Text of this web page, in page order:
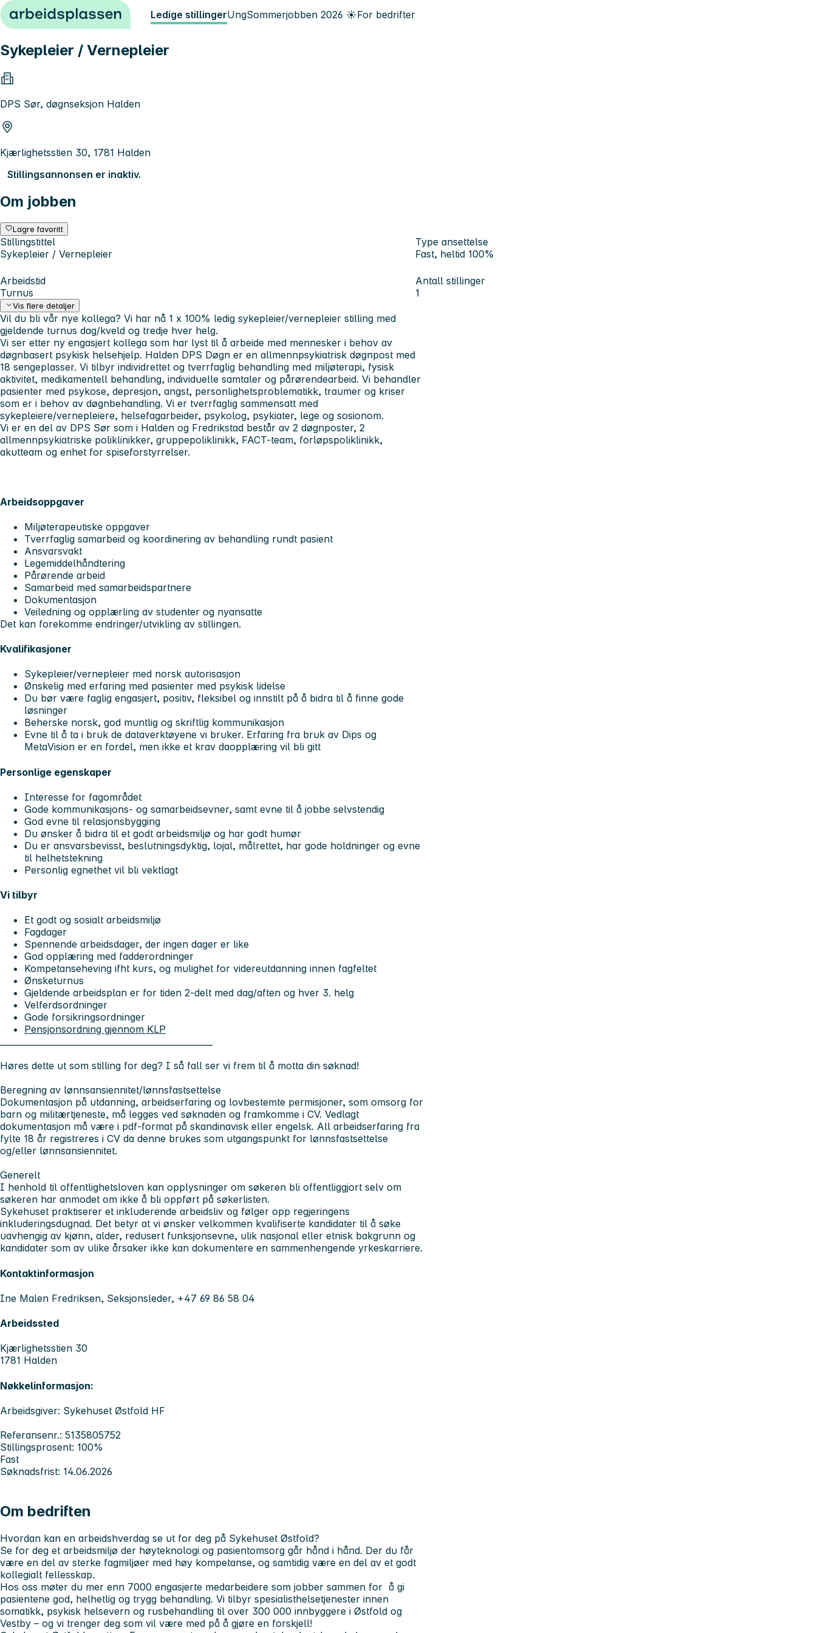
Hopp til innhold Ledige stillingerUngSommerjobben 2026 ☀️For bedrifter
Sykepleier / Vernepleier
DPS Sør, døgnseksjon Halden
Kjærlighetsstien 30, 1781 Halden
Stillingsannonsen er inaktiv.
Om jobben
Lagre favoritt
Stillingstittel
Sykepleier / Vernepleier
Type ansettelse
Fast, heltid 100%
Arbeidstid
Turnus
Antall stillinger
1
Vis flere detaljer
Vil du bli vår nye kollega? Vi har nå 1 x 100% ledig sykepleier/vernepleier stilling med
gjeldende turnus dag/kveld og tredje hver helg.
Vi ser etter ny engasjert kollega som har lyst til å arbeide med mennesker i behov av
døgnbasert psykisk helsehjelp. Halden DPS Døgn er en allmennpsykiatrisk døgnpost med
18 sengeplasser. Vi tilbyr individrettet og tverrfaglig behandling med miljøterapi, fysisk
aktivitet, medikamentell behandling, individuelle samtaler og pårørendearbeid. Vi behandler
pasienter med psykose, depresjon, angst, personlighetsproblematikk, traumer og kriser
som er i behov av døgnbehandling. Vi er tverrfaglig sammensatt med
sykepleiere/vernepleiere, helsefagarbeider, psykolog, psykiater, lege og sosionom.
Vi er en del av DPS Sør som i Halden og Fredrikstad består av 2 døgnposter, 2
allmennpsykiatriske poliklinikker, gruppepoliklinikk, FACT-team, forløpspoliklinikk,
akutteam og enhet for spiseforstyrrelser.
Arbeidsoppgaver
Miljøterapeutiske oppgaver
Tverrfaglig samarbeid og koordinering av behandling rundt pasient
Ansvarsvakt
Legemiddelhåndtering
Pårørende arbeid
Samarbeid med samarbeidspartnere
Dokumentasjon
Veiledning og opplærling av studenter og nyansatte
Det kan forekomme endringer/utvikling av stillingen.
Kvalifikasjoner
Sykepleier/vernepleier med norsk autorisasjon
Ønskelig med erfaring med pasienter med psykisk lidelse
Du bør være faglig engasjert, positiv, fleksibel og innstilt på å bidra til å finne gode
løsninger
Beherske norsk, god muntlig og skriftlig kommunikasjon
Evne til å ta i bruk de dataverktøyene vi bruker. Erfaring fra bruk av Dips og
MetaVision er en fordel, men ikke et krav daopplæring vil bli gitt
Personlige egenskaper
Interesse for fagområdet
Gode kommunikasjons- og samarbeidsevner, samt evne til å jobbe selvstendig
God evne til relasjonsbygging
Du ønsker å bidra til et godt arbeidsmiljø og har godt humør
Du er ansvarsbevisst, beslutningsdyktig, lojal, målrettet, har gode holdninger og evne
til helhetstekning
Personlig egnethet vil bli vektlagt
Vi tilbyr
Et godt og sosialt arbeidsmiljø
Fagdager
Spennende arbeidsdager, der ingen dager er like
God opplæring med fadderordninger
Kompetanseheving ifht kurs, og mulighet for videreutdanning innen fagfeltet
Ønsketurnus
Gjeldende arbeidsplan er for tiden 2-delt med dag/aften og hver 3. helg
Velferdsordninger
Gode forsikringsordninger
Pensjonsordning gjennom KLP
Høres dette ut som stilling for deg? I så fall ser vi frem til å motta din søknad!
Beregning av lønnsansiennitet/lønnsfastsettelse
Dokumentasjon på utdanning, arbeidserfaring og lovbestemte permisjoner, som omsorg for
barn og militærtjeneste, må legges ved søknaden og framkomme i CV. Vedlagt
dokumentasjon må være i pdf-format på skandinavisk eller engelsk. All arbeidserfaring fra
fylte 18 år registreres i CV da denne brukes som utgangspunkt for lønnsfastsettelse
og/eller lønnsansiennitet.
Generelt
I henhold til offentlighetsloven kan opplysninger om søkeren bli offentliggjort selv om
søkeren har anmodet om ikke å bli oppført på søkerlisten.
Sykehuset praktiserer et inkluderende arbeidsliv og følger opp regjeringens
inkluderingsdugnad. Det betyr at vi ønsker velkommen kvalifiserte kandidater til å søke
uavhengig av kjønn, alder, redusert funksjonsevne, ulik nasjonal eller etnisk bakgrunn og
kandidater som av ulike årsaker ikke kan dokumentere en sammenhengende yrkeskarriere.
Kontaktinformasjon
Ine Malen Fredriksen, Seksjonsleder, +47 69 86 58 04
Arbeidssted
Kjærlighetsstien 30
1781 Halden
Nøkkelinformasjon:
Arbeidsgiver: Sykehuset Østfold HF
Referansenr.: 5135805752
Stillingsprosent: 100%
Fast
Søknadsfrist: 14.06.2026
Om bedriften
Hvordan kan en arbeidshverdag se ut for deg på Sykehuset Østfold?
Se for deg et arbeidsmiljø der høyteknologi og pasientomsorg går hånd i hånd. Der du får
være en del av sterke fagmiljøer med høy kompetanse, og samtidig være en del av et godt
kollegialt fellesskap.
Hos oss møter du mer enn 7000 engasjerte medarbeidere som jobber sammen for å gi
pasientene god, helhetlig og trygg behandling. Vi tilbyr spesialisthelsetjenester innen
somatikk, psykisk helsevern og rusbehandling til over 300 000 innbyggere i Østfold og
Vestby – og vi trenger deg som vil være med på å gjøre en forskjell!